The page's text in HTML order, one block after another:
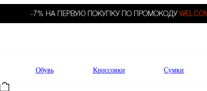
-7% НА ПЕРВУЮ ПОКУПКУ ПО ПРОМОКОДУ
Обувь Кроссовки Сумки